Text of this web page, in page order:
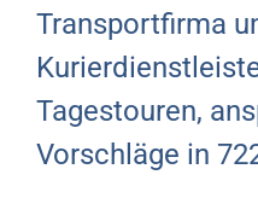
Transportfirma
Tagestouren,
Vorschläge in